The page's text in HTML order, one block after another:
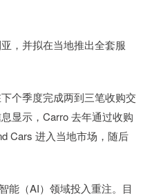
，并拟在当地推出全套服
季度完成两到三笔收购交
显示，Carro 去年通过收购
Cars 进入当地市场，随后
（AI）领域投入重注。目